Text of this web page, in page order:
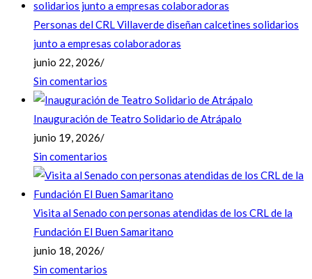
Personas del CRL Villaverde diseñan calcetines solidarios
junto a empresas colaboradoras
junio 22, 2026/
Sin comentarios
Inauguración de Teatro Solidario de Atrápalo
junio 19, 2026/
Sin comentarios
Visita al Senado con personas atendidas de los CRL de la
Fundación El Buen Samaritano
junio 18, 2026/
Sin comentarios